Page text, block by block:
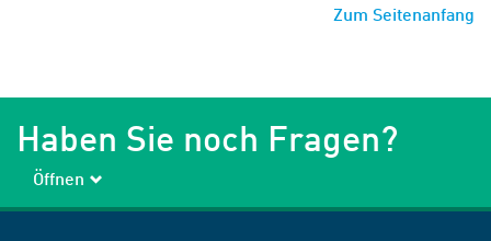
Zum Seitenanfang
Haben Sie noch Fragen?
Öffnen